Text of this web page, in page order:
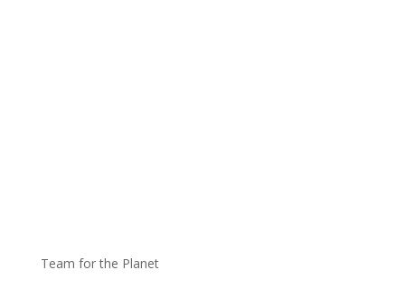
Team for the Planet